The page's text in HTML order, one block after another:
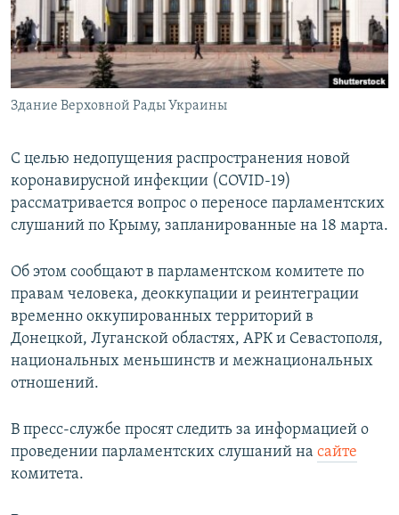
ПОБЕДИТЕЛЕЙ НЕ СУДЯТ?
КРЫМ.НЕПОКОРЕННЫЙ
ELIFBE
УКРАИНСКАЯ ПРОБЛЕМА КРЫМА
ПРИСОЕДИНЯЙТЕСЬ!
Здание Верховной Рады Украины
С целью недопущения распространения новой
коронавирусной инфекции (COVID-19)
рассматривается вопрос о переносе парламентских
слушаний по Крыму, запланированные на 18 марта.
Об этом сообщают в парламентском комитете по
правам человека, деоккупации и реинтеграции
временно оккупированных территорий в
Донецкой, Луганской областях, АРК и Севастополя,
национальных меньшинств и межнациональных
отношений.
В пресс-службе просят следить за информацией о
проведении парламентских слушаний на сайте
комитета.